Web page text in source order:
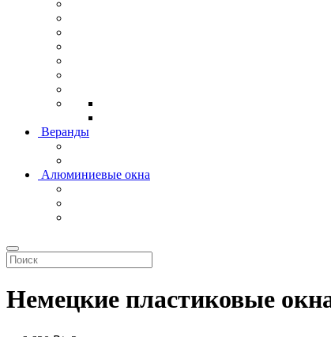
Веранды
Алюминиевые окна
Немецкие пластиковые